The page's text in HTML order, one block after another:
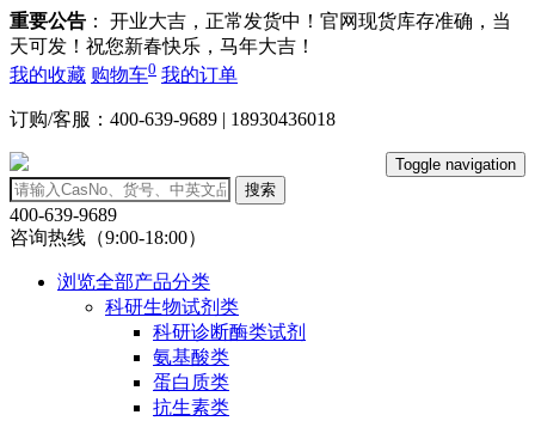
重要公告 ： 开业大吉，正常发货中！官网现货库存准确，当
天可发！祝您新春快乐，马年大吉！
我的收藏 购物车0 我的订单
订购/客服：400-639-9689 | 18930436018
Toggle navigation
搜索
400-639-9689
咨询热线（9:00-18:00）
浏览全部产品分类
科研生物试剂类
科研诊断酶类试剂
氨基酸类
蛋白质类
抗生素类